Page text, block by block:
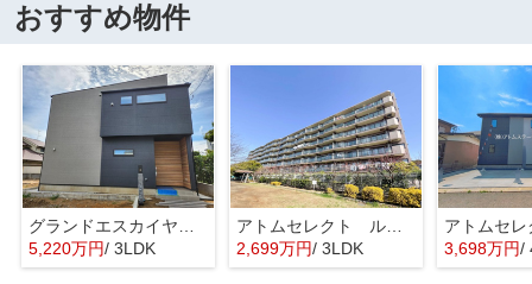
おすすめ物件
グランドエスカイヤー二宮１丁目 ３号地
5,220万円/ 3LDK
アトムセレクト ルネ幕張 1階
2,699万円/ 3LDK 3,698万円/